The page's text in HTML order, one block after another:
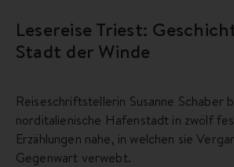
Lesereise Triest:
Stadt der Winde
Reiseschriftstellerin Susanne Schaber
norditalienische Hafenstadt in zwölf
Erzählungen nahe, in welchen sie
Gegenwart verwebt.